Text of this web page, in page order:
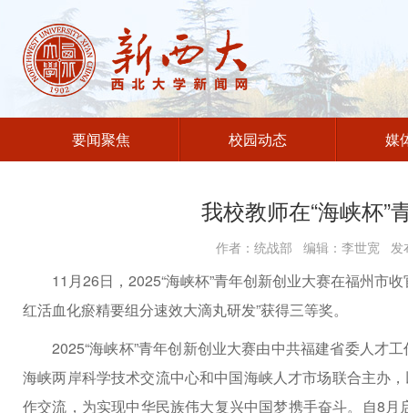
要闻聚焦 校园动态 媒
我校教师在“海峡杯”
作者：统战部 编辑：李世宽
11月26日，2025“海峡杯”青年创新创业大赛在福州市
红活血化瘀精要组分速效大滴丸研发”获得三等奖。
2025“海峡杯”青年创新创业大赛由中共福建省委人才
海峡两岸科学技术交流中心和中国海峡人才市场联合主办
作交流，为实现中华民族伟大复兴中国梦携手奋斗。自8